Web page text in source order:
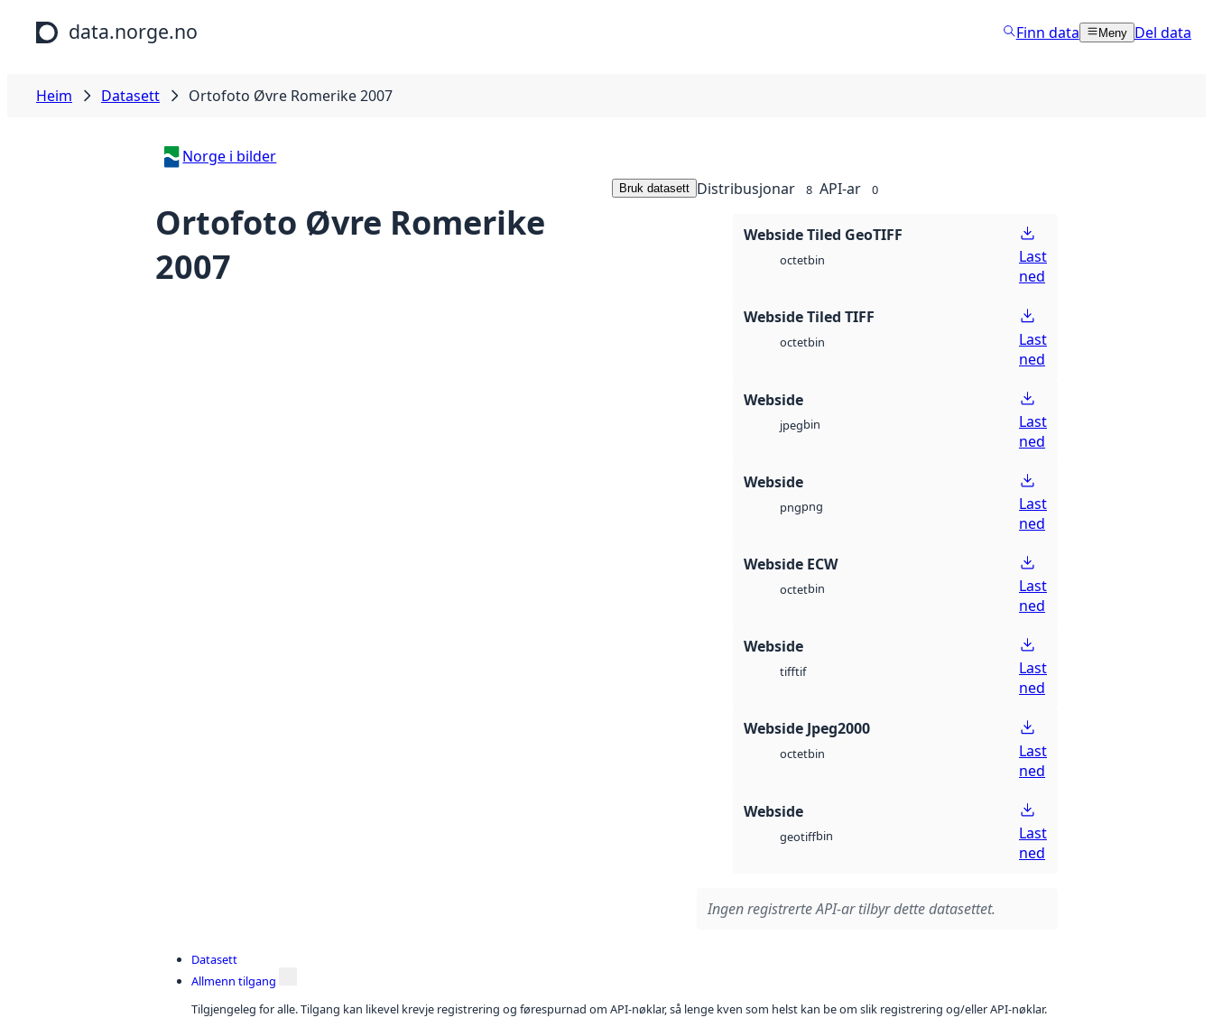
Hopp til hovudinnhald
data.norge.no Finn data Meny Del data
Heim Datasett Ortofoto Øvre Romerike 2007
Norge i bilder
Ortofoto Øvre Romerike
2007
Bruk datasett Distribusjonar 8 API-ar 0
Webside Tiled GeoTIFF
octetbin
Last
ned
Webside Tiled TIFF
octetbin
Last
ned
Webside
jpegbin
Last
ned
Webside
pngpng
Last
ned
Webside ECW
octetbin
Last
ned
Webside
tifftif
Last
ned
Webside Jpeg2000
octetbin
Last
ned
Webside
geotiffbin
Last
ned
Ingen registrerte API-ar tilbyr dette datasettet.
Datasett
Allmenn tilgang
Tilgjengeleg for alle. Tilgang kan likevel krevje registrering og førespurnad om API-nøklar, så lenge kven som helst kan be om slik registrering og/eller API-nøklar.